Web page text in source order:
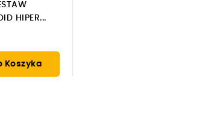
HIPER...
Koszyka